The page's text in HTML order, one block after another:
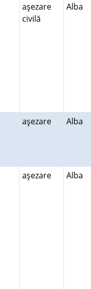
aşezare
civilă
Alba
aşezare Alba
aşezare Alba